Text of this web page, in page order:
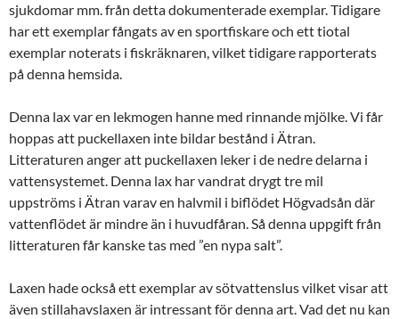
sjukdomar mm. från detta dokumenterade exemplar. Tidigare
har ett exemplar fångats av en sportfiskare och ett tiotal
exemplar noterats i fiskräknaren, vilket tidigare rapporterats
på denna hemsida.
Denna lax var en lekmogen hanne med rinnande mjölke. Vi får
hoppas att puckellaxen inte bildar bestånd i Ätran.
Litteraturen anger att puckellaxen leker i de nedre delarna i
vattensystemet. Denna lax har vandrat drygt tre mil
uppströms i Ätran varav en halvmil i biflödet Högvadsån där
vattenflödet är mindre än i huvudfåran. Så denna uppgift från
litteraturen får kanske tas med ”en nypa salt”.
Laxen hade också ett exemplar av sötvattenslus vilket visar att
även stillahavslaxen är intressant för denna art. Vad det nu kan